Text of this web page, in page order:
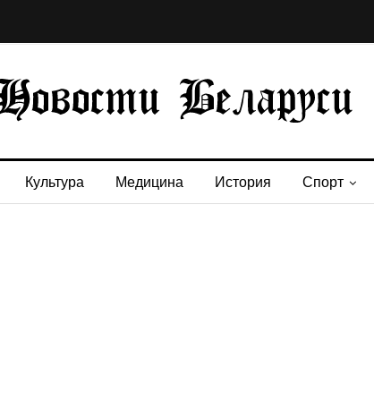
Культура Медицина История Спорт